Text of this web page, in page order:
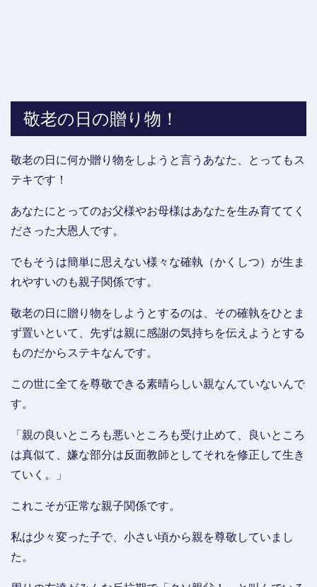
敬老の日の贈り物！
敬老の日に何か贈り物をしようと言うあなた、とってもス
テキです！
あなたにとってのお父様やお母様はあなたを生み育ててく
ださった大恩人です。
でもそうは簡単に思えない様々な確執（かくしつ）が生ま
れやすいのも親子関係です。
敬老の日に贈り物をしようとするのは、その確執をひとま
ず置いといて、先ずは親に感謝の気持ちを伝えようとする
ものだからステキなんです。
この世に全てを尊敬できる素晴らしい親なんていないんで
す。
「親の良いところも悪いところも受け止めて、良いところ
は真似て、嫌な部分は反面教師としてそれを修正して生き
ていく。」
これこそが正常な親子関係です。
私は少々変った子で、小さい頃から親を尊敬していまし
た。